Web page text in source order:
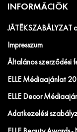
INFORMÁCIÓK
JÁTÉKSZABÁLYZAT
Impresszum
Általános szerződési
ELLE Médiaajánlat
ELLE Decor
Adatkezelési